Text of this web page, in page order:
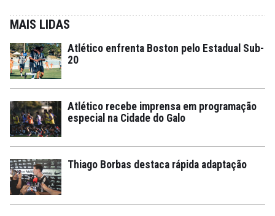
MAIS LIDAS
Atlético enfrenta Boston pelo Estadual Sub-
20
Atlético recebe imprensa em programação
especial na Cidade do Galo
Thiago Borbas destaca rápida adaptação